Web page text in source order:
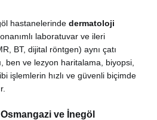
hastanelerindedermatoloji
laboratuvar ve ileri
BT, dijital röntgen) aynı çatı
ben ve lezyon haritalama, biyopsi,
işlemlerin hızlı ve güvenli biçimde
ve İnegöl